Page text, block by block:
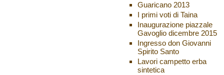
Guaricano 2013
I primi voti di Taina
Inaugurazione piazzale
Gavoglio dicembre 2015
Ingresso don Giovanni
Spirito Santo
Lavori campetto erba
sintetica